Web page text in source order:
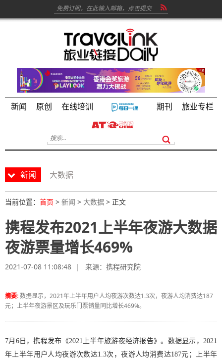
新闻 原创 在线培训 期刊 旅业专栏
新闻 大数据
当前位置： 首页 > 新闻 > 大数据 > 正文
携程发布2021上半年夜游大数据
夜游票量增长469%
2021-07-08 11:08:48 | 来源： 携程研究院
摘要:数据显示，2021年上半年用户人均夜游次数达1.3次，夜游人均消费达187
元；上半年夜游景区及玩乐门票销量同比增长469%。
7月6日，携程发布《2021上半年旅游夜经济报告》。数据显示，2021
年上半年用户人均夜游次数达1.3次，夜游人均消费达187元；上半年